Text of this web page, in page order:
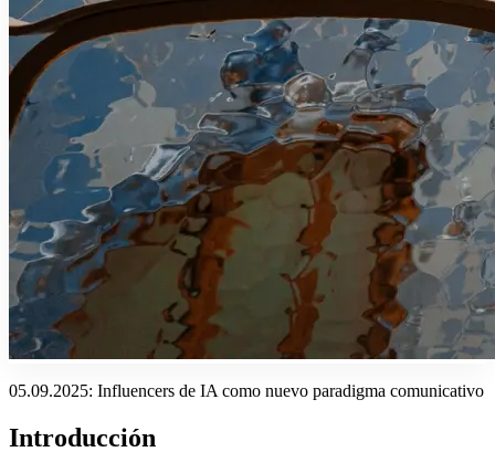
05.09.2025: Influencers de IA como nuevo paradigma comunicativo
Introducción